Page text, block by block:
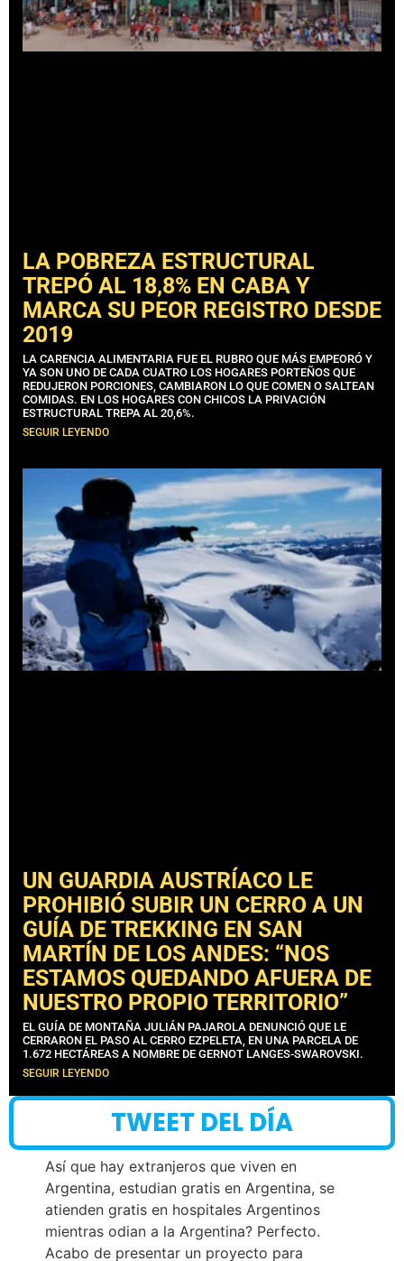
LA POBREZA ESTRUCTURAL
TREPÓ AL 18,8% EN CABA Y
MARCA SU PEOR REGISTRO DESDE
2019
LA CARENCIA ALIMENTARIA FUE EL RUBRO QUE MÁS EMPEORÓ Y
YA SON UNO DE CADA CUATRO LOS HOGARES PORTEÑOS QUE
REDUJERON PORCIONES, CAMBIARON LO QUE COMEN O SALTEAN
COMIDAS. EN LOS HOGARES CON CHICOS LA PRIVACIÓN
ESTRUCTURAL TREPA AL 20,6%.
SEGUIR LEYENDO
UN GUARDIA AUSTRÍACO LE
PROHIBIÓ SUBIR UN CERRO A UN
GUÍA DE TREKKING EN SAN
MARTÍN DE LOS ANDES: “NOS
ESTAMOS QUEDANDO AFUERA DE
NUESTRO PROPIO TERRITORIO”
EL GUÍA DE MONTAÑA JULIÁN PAJAROLA DENUNCIÓ QUE LE
CERRARON EL PASO AL CERRO EZPELETA, EN UNA PARCELA DE
1.672 HECTÁREAS A NOMBRE DE GERNOT LANGES-SWAROVSKI.
SEGUIR LEYENDO
TWEET DEL DÍA
Así que hay extranjeros que viven en
Argentina, estudian gratis en Argentina, se
atienden gratis en hospitales Argentinos
mientras odian a la Argentina? Perfecto.
Acabo de presentar un proyecto para